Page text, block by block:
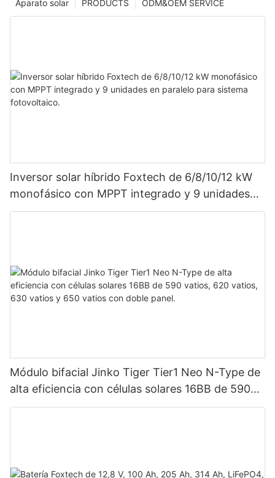
ODM&OEM SERVICE
PRODUCTS
Aparato solar
Inversor solar híbrido Foxtech de 6/8/10/12 kW
monofásico con MPPT integrado y 9 unidades
en paralelo para sistema fotovoltaico.
Módulo bifacial Jinko Tiger Tier1 Neo N-Type de
alta eficiencia con células solares 16BB de 590
vatios, 620 vatios, 630 vatios y 650 vatios con